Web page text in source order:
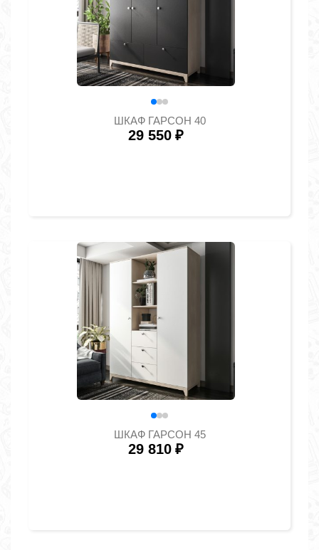
ШКАФ ГАРСОН 40
29 550 ₽
ШКАФ ГАРСОН 45
29 810 ₽